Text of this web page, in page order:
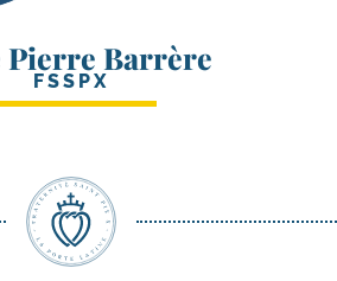
Pierre Barrère
FSSPX